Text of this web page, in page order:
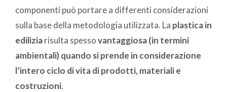
componenti può portare a differenti considerazioni
sulla base della metodologia utilizzata. La plastica in
ediliziarisulta spessovantaggiosa (in termini
ambientali) quando si prende in considerazione
l’intero ciclo di vita di prodotti, materiali e
costruzioni.